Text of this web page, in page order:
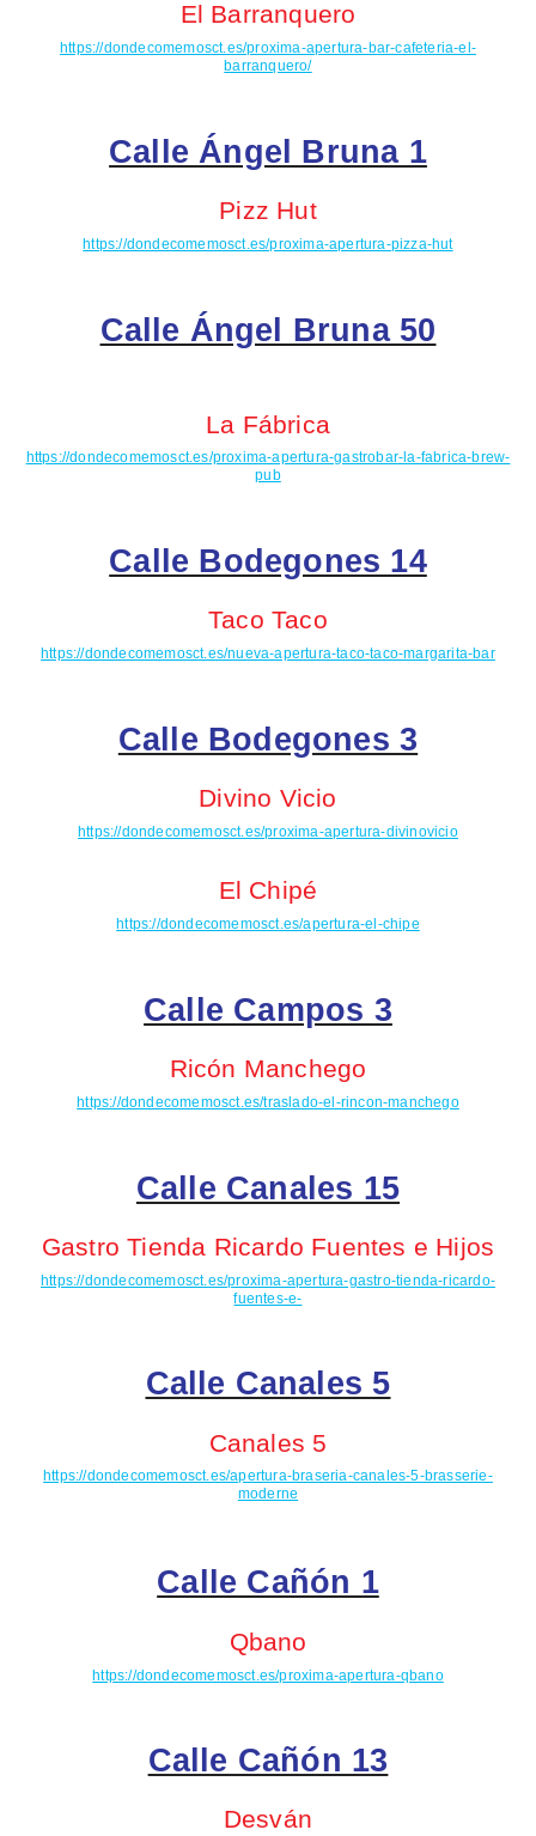
El Barranquero
https://dondecomemosct.es/proxima-apertura-bar-cafeteria-el-
barranquero/
Calle Ángel Bruna 1
Pizz Hut
https://dondecomemosct.es/proxima-apertura-pizza-hut
Calle Ángel Bruna 50
La Fábrica
https://dondecomemosct.es/proxima-apertura-gastrobar-la-fabrica-brew-
pub
Calle Bodegones 14
TacoTaco
https://dondecomemosct.es/nueva-apertura-taco-taco-margarita-bar
Calle Bodegones 3
Divino Vicio
https://dondecomemosct.es/proxima-apertura-divinovicio
El Chipé
https://dondecomemosct.es/apertura-el-chipe
Calle Campos 3
Ricón Manchego
https://dondecomemosct.es/traslado-el-rincon-manchego
Calle Canales 15
Gastro Tienda Ricardo Fuentes e Hijos
https://dondecomemosct.es/proxima-apertura-gastro-tienda-ricardo-
fuentes-e-
Calle Canales 5
Canales 5
https://dondecomemosct.es/apertura-braseria-canales-5-brasserie-
moderne
Calle Cañón 1
Qbano
https://dondecomemosct.es/proxima-apertura-qbano
Calle Cañón 13
Desván